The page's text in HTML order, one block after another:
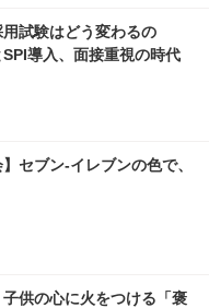
用試験はどう変わるの
導入、面接重視の時代
セブン‐イレブンの色で、
子供の心に火をつける「褒